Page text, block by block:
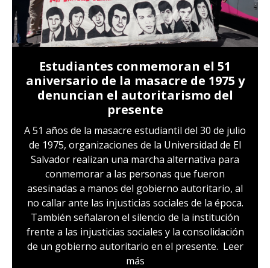
Estudiantes conmemoran el 51
aniversario de la masacre de 1975 y
denuncian el autoritarismo del
presente
A 51 años de la masacre estudiantil del 30 de julio
de 1975, organizaciones de la Universidad de El
Salvador realizan una marcha alternativa para
conmemorar a las personas que fueron
asesinadas a manos del gobierno autoritario, al
no callar ante las injusticias sociales de la época.
También señalaron el silencio de la institución
frente a las injusticias sociales y la consolidación
de un gobierno autoritario en el presente. Leer
más